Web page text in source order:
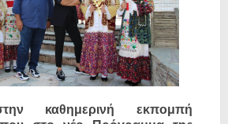
καθημερινή εκπομπή